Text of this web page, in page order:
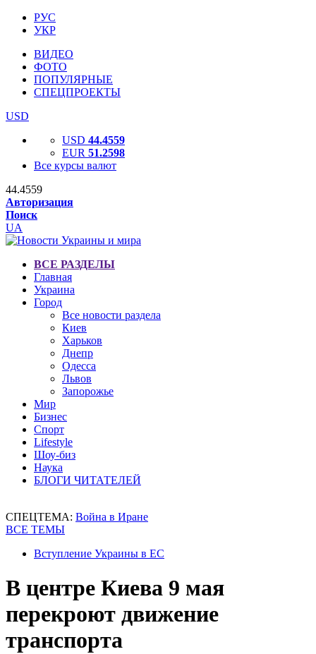
РУС
УКР
ВИДЕО
ФОТО
ПОПУЛЯРНЫЕ
СПЕЦПРОЕКТЫ
USD
USD 44.4559
EUR 51.2598
Все курсы валют
44.4559
Авторизация
Поиск
UA
ВСЕ РАЗДЕЛЫ
Главная
Украина
Город
Все новости раздела
Киев
Харьков
Днепр
Одесса
Львов
Запорожье
Мир
Бизнес
Спорт
Lifestyle
Шоу-биз
Наука
БЛОГИ ЧИТАТЕЛЕЙ
СПЕЦТЕМА: Война в Иране
ВСЕ ТЕМЫ
Вступление Украины в ЕС
В центре Киева 9 мая
перекроют движение
транспорта